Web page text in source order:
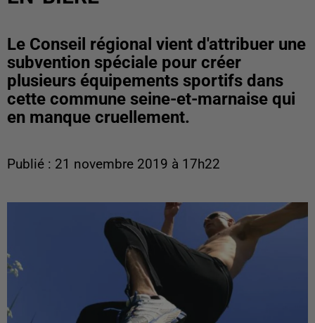
Le Conseil régional vient d'attribuer une
subvention spéciale pour créer
plusieurs équipements sportifs dans
cette commune seine-et-marnaise qui
en manque cruellement.
Publié : 21 novembre 2019 à 17h22